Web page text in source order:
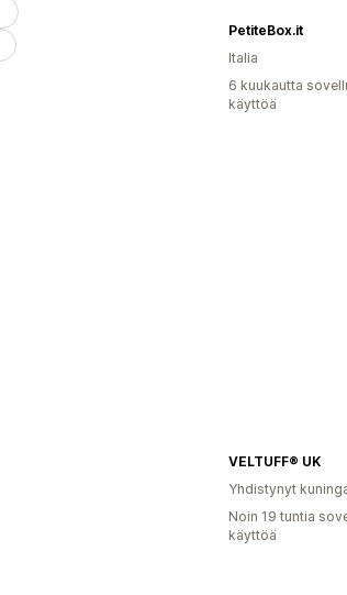
PetiteBox.it
Italia
6 kuukautta
käyttöä
VELTUFF® UK
Yhdistynyt
Noin 19 tuntia
käyttöä